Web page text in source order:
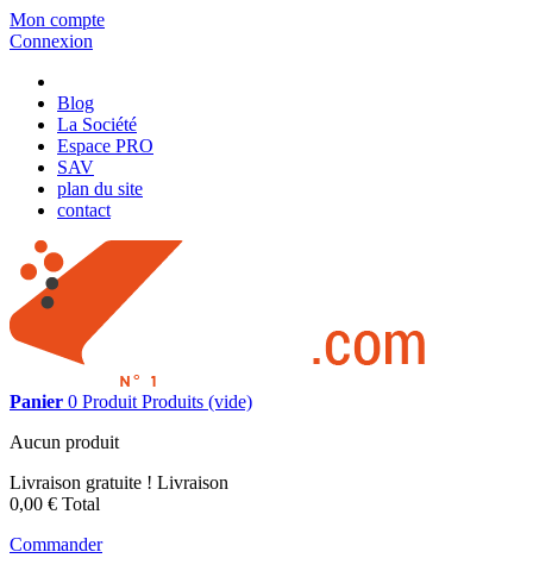
Mon compte
Connexion
Blog
La Société
Espace PRO
SAV
plan du site
contact
Panier 0 Produit Produits (vide)
Aucun produit
Livraison gratuite ! Livraison
0,00 € Total
Commander